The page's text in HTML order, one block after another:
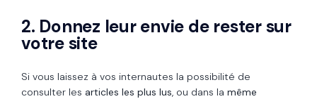
2. Donnez leur envie de rester sur
votre site
Si vous laissez à vos internautes la possibilité de
consulter les articles les plus lus, ou dans la même